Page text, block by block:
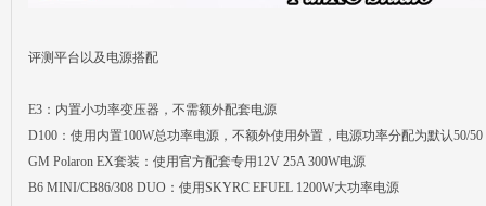
评测平台以及电源搭配
E3：内置小功率变压器，不需额外配套电源
D100：使用内置100W总功率电源，不额外使用外置，电源功率分配为默认50/
GM Polaron EX套装：使用官方配套专用12V 25A 300W电源
B6 MINI/CB86/308 DUO：使用SKYRC EFUEL 1200W大功率电源